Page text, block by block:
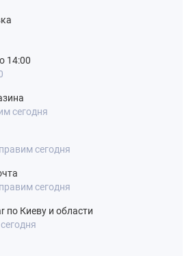
14:00
сегодня
сегодня
сегодня
по Киеву и области